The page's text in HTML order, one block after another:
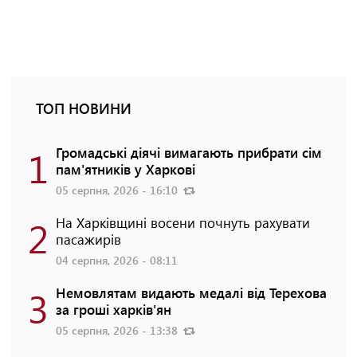
ТОП НОВИНИ
1 Громадські діячі вимагають прибрати сім
пам'ятників у Харкові
05 серпня, 2026 - 16:10
2 На Харківщині восени почнуть рахувати
пасажирів
04 серпня, 2026 - 08:11
3 Немовлятам видають медалі від Терехова
за гроші харків'ян
05 серпня, 2026 - 13:38